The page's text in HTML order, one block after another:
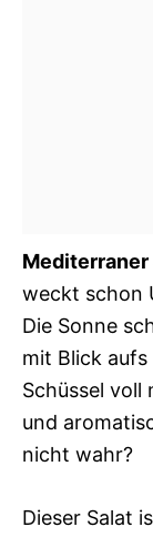
Mediterraner
weckt schon
Die Sonne
mit Blick
Schüssel voll
und
nicht wahr?
Dieser Salat